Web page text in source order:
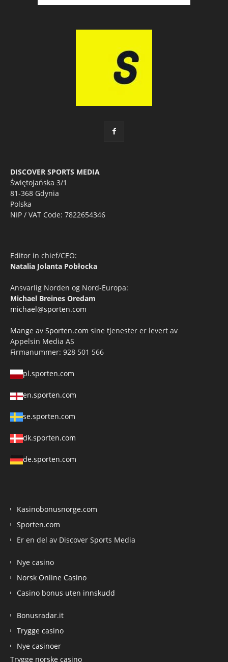
DISCOVER SPORTS MEDIA
Świętojańska 3/1
81-368 Gdynia
Polska
NIP / VAT Code: 7822654346
Editor in chief/CEO:
Natalia Jolanta Pobłocka
Ansvarlig Norden og Nord-Europa:
Michael Breines Oredam
michael@sporten.com
Mange av Sporten.com sine tjenester er levert av
Appelsin Media AS
Firmanummer: 928 501 566
pl.sporten.com
en.sporten.com
se.sporten.com
dk.sporten.com
de.sporten.com
Kasinobonusnorge.com
Sporten.com
Er en del av Discover Sports Media
Nye casino
Norsk Online Casino
Casino bonus uten innskudd
Bonusradar.it
Trygge casino
Nye casinoer
Trygge norske casino